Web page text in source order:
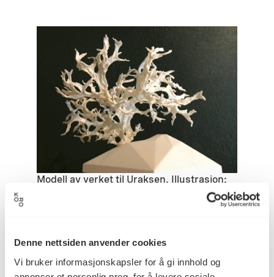
Denne nettsiden anvender cookies
Vi bruker informasjonskapsler for å gi innhold og
Modell av verket til Uraksen. Illustrasjon:
– Forslaget markerer seg med sitt stedsspesifikke
opphav og sin relevans for aktiviteten på
universitetsområdet , sier Trond Hugo Haugen, leder